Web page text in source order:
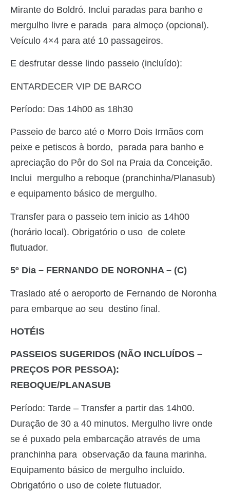
Mirante do Boldró. Inclui paradas para banho e
mergulho livre e parada para almoço (opcional).
Veículo 4×4 para até 10 passageiros.
E desfrutar desse lindo passeio (incluído):
ENTARDECER VIP DE BARCO
Período: Das 14h00 as 18h30
Passeio de barco até o Morro Dois Irmãos com
peixe e petiscos à bordo, parada para banho e
apreciação do Pôr do Sol na Praia da Conceição.
Inclui mergulho a reboque (pranchinha/Planasub)
e equipamento básico de mergulho.
Transfer para o passeio tem inicio as 14h00
(horário local). Obrigatório o uso de colete
flutuador.
5º Dia – FERNANDO DE NORONHA – (C)
Traslado até o aeroporto de Fernando de Noronha
para embarque ao seu destino final.
HOTÉIS
PASSEIOS SUGERIDOS (NÃO INCLUÍDOS –
PREÇOS POR PESSOA):
REBOQUE/PLANASUB
Período: Tarde – Transfer a partir das 14h00.
Duração de 30 a 40 minutos. Mergulho livre onde
se é puxado pela embarcação através de uma
pranchinha para observação da fauna marinha.
Equipamento básico de mergulho incluído.
Obrigatório o uso de colete flutuador.